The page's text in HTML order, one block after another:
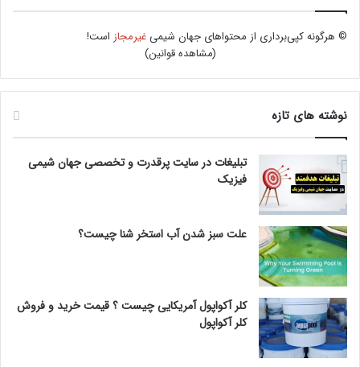
© هرگونه کپی‌برداری از محتواهای جهان شیمیغیرمجاز است!
(مشاهده قوانین)
نوشته های تازه
تبلیغات در سایت پرقدرت و تخصصی جهان شیمی
فیزیک
علت سبز شدن آب استخر شنا چیست؟
کلر آکواپول آمریکایی چیست ؟ قیمت خرید و فروش
کلر آکواپول